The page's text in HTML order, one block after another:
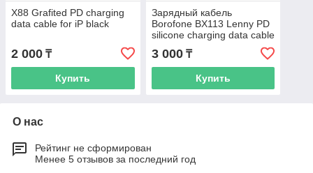
X88 Grafited PD charging
data cable for iP black
2 000 ₸
Купить
Зарядный кабель
Borofone BX113 Lenny PD
silicone charging data cable
iP (L=1M) black
3 000₸
Купить
О нас
Рейтинг не сформирован
Менее 5 отзывов за последний год